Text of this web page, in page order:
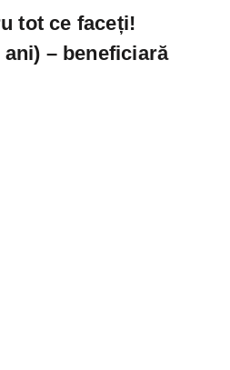
tot ce faceți!
ani) – beneficiară